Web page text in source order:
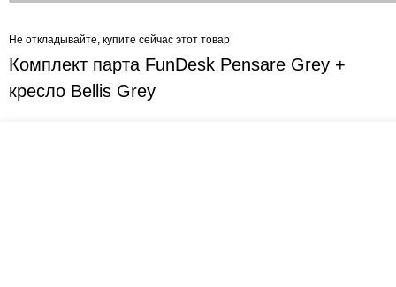
Не откладывайте, купите сейчас этот товар
Комплект парта FunDesk Pensare Grey +
кресло Bellis Grey